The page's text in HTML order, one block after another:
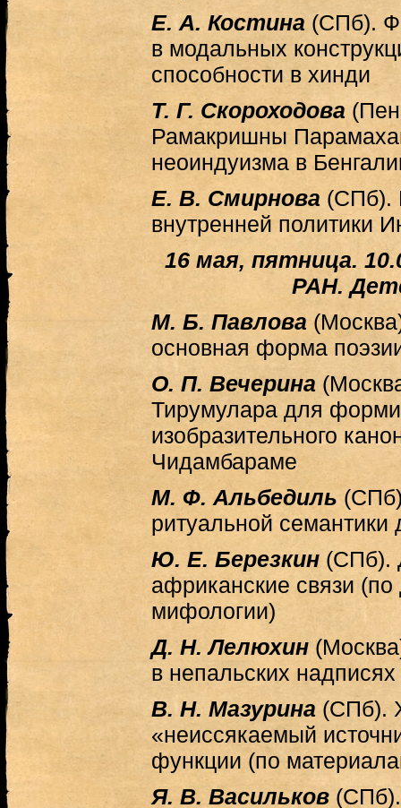
Е. А. Костина (СПб).
в модальных
способности в хинди
Т. Г. Скороходова
Рамакришны
неоиндуизма в
Е. В. Смирнова (СПб).
внутренней политики
16 мая, пятница.
РАН.
М. Б. Павлова
основная форма
О. П. Вечерина
Тирумулара для
изобразительного
Чидамбараме
М. Ф. Альбедиль
ритуальной семантики
Ю. Е. Березкин (СПб).
африканские связи
мифологии)
Д. Н. Лелюхин
в непальских надписях
В. Н. Мазурина(СПб).
«неиссякаемый
функции (по
Я. В. Васильков